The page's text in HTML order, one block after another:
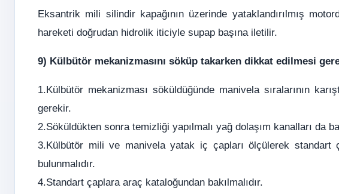
Eksantrik mili silindir kapağının üzerinde yataklandırılmış
hareketi doğrudan hidrolik iticiyle supap başına iletilir.
9) Külbütör mekanizmasını söküp takarken dikkat edilmesi
1.Külbütör mekanizması söküldüğünde manivela sıralarının
gerekir.
2.Söküldükten sonra temizliği yapılmalı yağ dolaşım kanalları da
3.Külbütör mili ve manivela yatak iç çapları ölçülerek standart
bulunmalıdır.
4.Standart çaplara araç kataloğundan bakılmalıdır.